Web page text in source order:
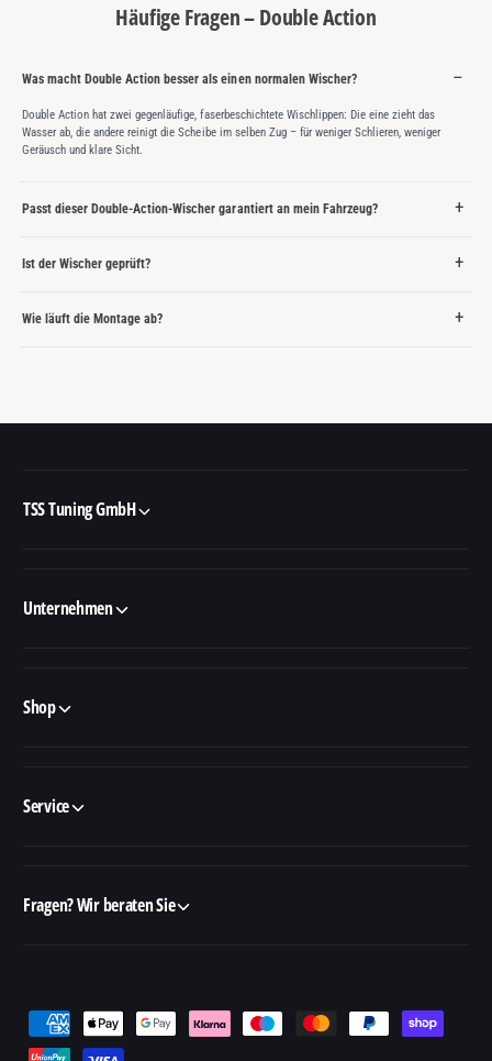
Häufige Fragen – Double Action
Was macht Double Action besser als einen normalen Wischer?
Double Action hat zwei gegenläufige, faserbeschichtete Wischlippen: Die eine zieht das
Wasser ab, die andere reinigt die Scheibe im selben Zug – für weniger Schlieren, weniger
Geräusch und klare Sicht.
Passt dieser Double-Action-Wischer garantiert an mein Fahrzeug?
Ist der Wischer geprüft?
Wie läuft die Montage ab?
TSS Tuning GmbH
Unternehmen
Shop
Service
Fragen? Wir beraten Sie
a